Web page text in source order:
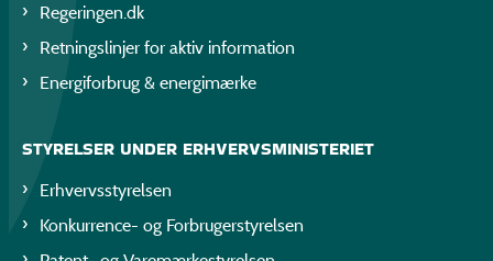
Regeringen.dk
Retningslinjer for aktiv information
Energiforbrug & energimærke
STYRELSER UNDER ERHVERVSMINISTERIET
Erhvervsstyrelsen
Konkurrence- og Forbrugerstyrelsen